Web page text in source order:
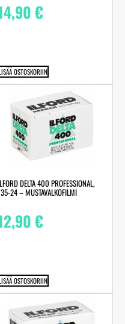
€
OSTOSKORIIN
DELTA 400 PROFESSIONAL,
24 – MUSTAVALKOFILMI
€
OSTOSKORIIN